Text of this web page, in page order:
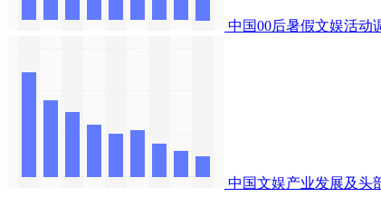
中国00后暑假文娱活动
中国文娱产业发展及头